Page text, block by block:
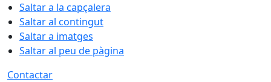
Saltar a la capçalera
Saltar al contingut
Saltar a imatges
Saltar al peu de pàgina
Contactar